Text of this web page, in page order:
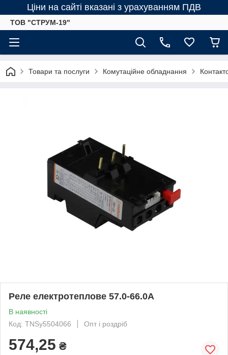
Ціни на сайті вказані з урахуванням ПДВ
ТОВ "СТРУМ-19"
Товари та послуги Комутаційне обладнання
Реле електротеплове 57.0-66.0А
В наявності
Код: TNSy5504066
Опт і роздріб
574,25 ₴